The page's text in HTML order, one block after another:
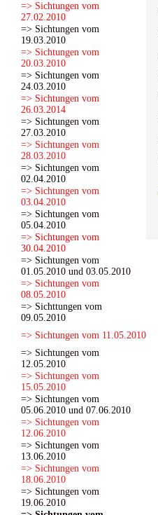
=> Sichtungen vom
27.02.2010
=> Sichtungen vom
19.03.2010
=> Sichtungen vom
20.03.2010
=> Sichtungen vom
24.03.2010
=> Sichtungen vom
26.03.2014
=> Sichtungen vom
27.03.2010
=> Sichtungen vom
28.03.2010
=> Sichtungen vom
02.04.2010
=> Sichtungen vom
03.04.2010
=> Sichtungen vom
05.04.2010
=> Sichtungen vom
30.04.2010
=> Sichtungen vom
01.05.2010 und 03.05.2010
=> Sichtungen vom
08.05.2010
=> Sichttungen vom
09.05.2010
=> Sichtungen vom 11.05.2010
=> Sichtungen vom
12.05.2010
=> Sichtungen vom
15.05.2010
=> Sichtungen vom
05.06.2010 und 07.06.2010
=> Sichtungen vom
12.06.2010
=> Sichtungen vom
13.06.2010
=> Sichtungen vom
18.06.2010
=> Sichtungen vom
19.06.2010